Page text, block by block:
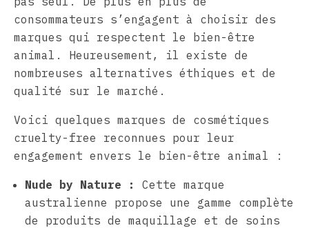
consommateurs s’engagent à choisir des
marques qui respectent le bien-être
animal. Heureusement, il existe de
nombreuses alternatives éthiques et de
qualité sur le marché.
Voici quelques marques de cosmétiques
cruelty-free reconnues pour leur
engagement envers le bien-être animal :
Nude by Nature :
Cette marque
australienne propose une gamme complète
de produits de maquillage et de soins